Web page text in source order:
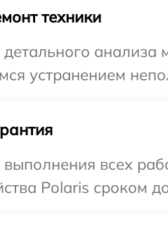
техники
анализа
устранением
всех
Polaris сроком